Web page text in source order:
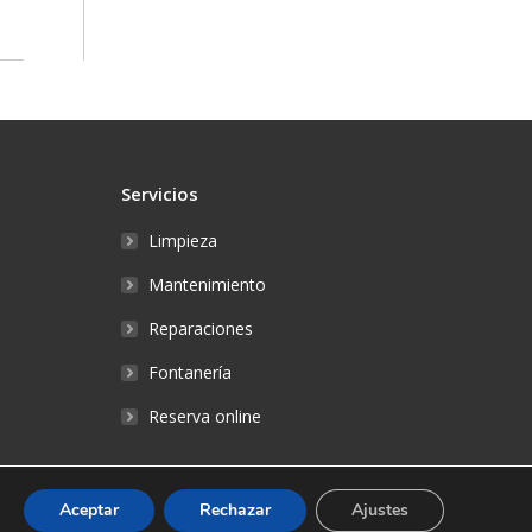
Servicios
Limpieza
Mantenimiento
Reparaciones
Fontanería
Reserva online
Aceptar Rechazar Ajustes